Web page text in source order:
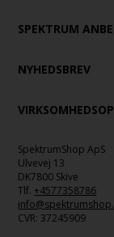
SPEKTRUM
NYHEDSBREV
SpektrumShop ApS
Ulvevej 13
DK7800 Skive
Tlf. +4577358786
CVR: 37245909